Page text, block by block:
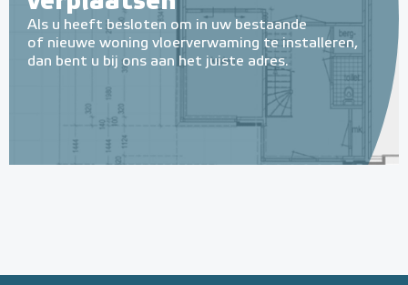
Tacker-isolatieplaten, 20mm
€ 99,00
Als u heeft besloten om in uw bestaande
of nieuwe woning vloerverwaming te installeren,
dan bent u bij ons aan het juiste adres.